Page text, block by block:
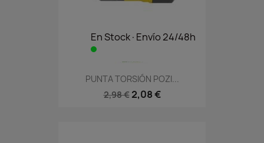
En Stock·Envío 24/48h
PUNTA TORSIÓN POZI...
2,98 € 2,08 €